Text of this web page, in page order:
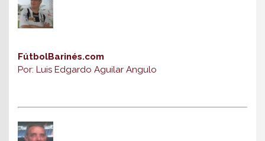
FútbolBarinés.com
Por: Luis Edgardo Aguilar Angulo